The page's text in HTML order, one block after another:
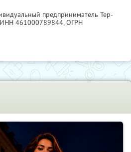
предприниматель Тер-
ИНН 461000789844, ОГРН